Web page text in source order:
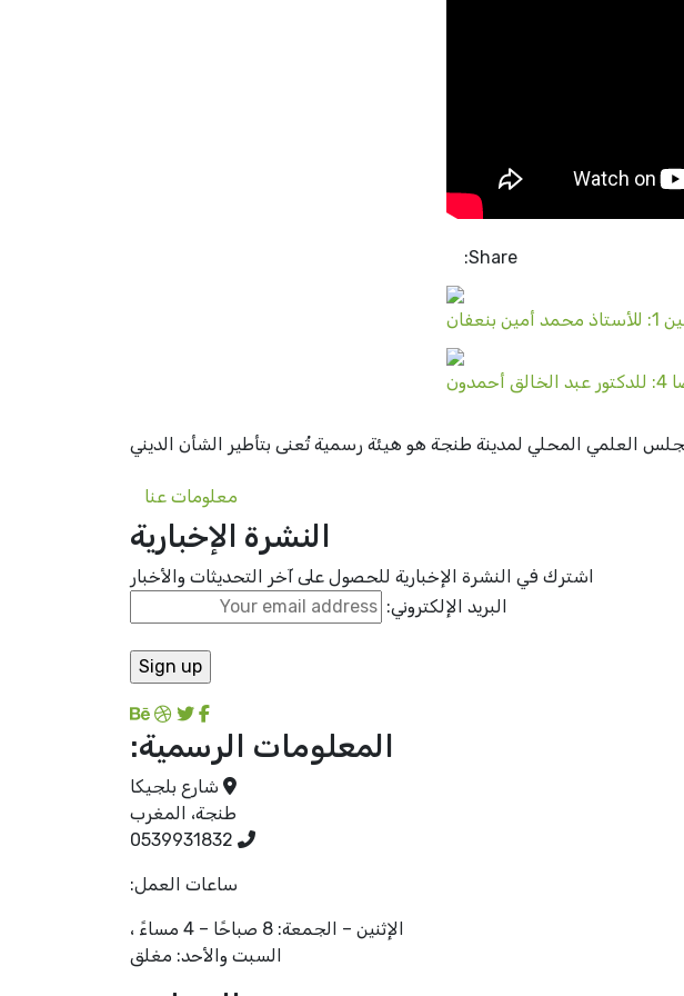
Share:
العلمي المحلي لمدينة طنجة هو هيئة رسمية تُعنى بتأطير الشأن الديني
معلومات عنا
النشرة الإخبارية
اشترك في النشرة الإخبارية للحصول على آخر التحديثات والأخبار
البريد الإلكتروني:
المعلومات الرسمية:
شارع بلجيكا
طنجة، المغرب
0539931832
ساعات العمل:
الإثنين – الجمعة: 8 صباحًا – 4 مساءً ،
السبت والأحد: مغلق